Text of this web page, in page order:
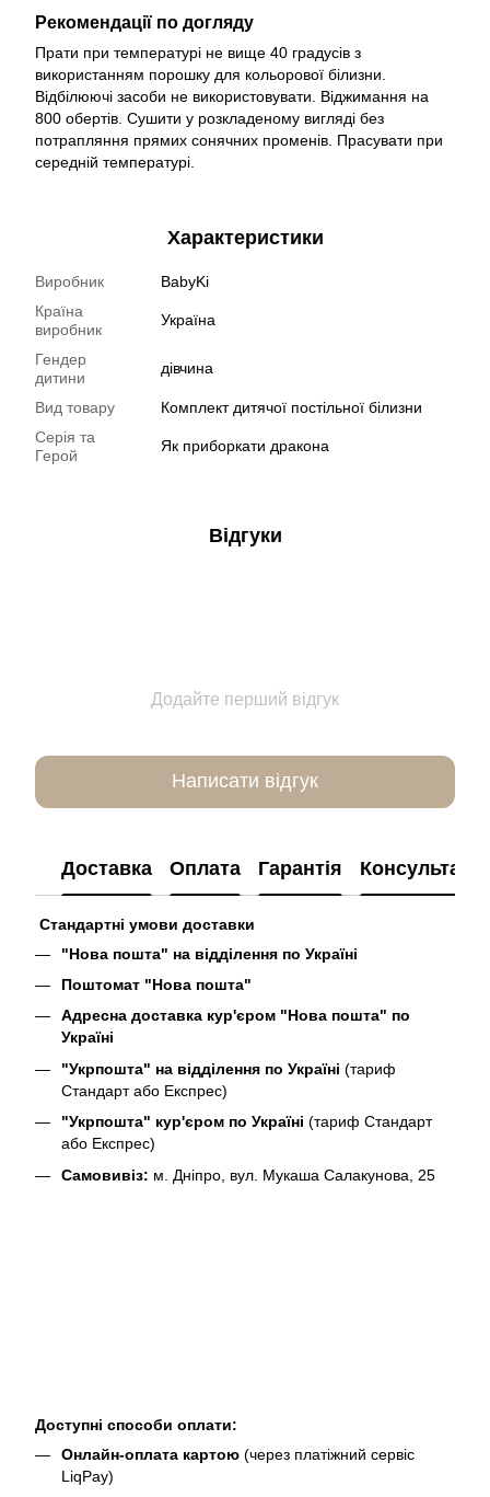
Рекомендації по догляду
Прати при температурі не вище 40 градусів з
використанням порошку для кольорової білизни.
Відбілюючі засоби не використовувати. Віджимання на
800 обертів. Сушити у розкладеному вигляді без
потрапляння прямих сонячних променів. Прасувати при
середній температурі.
Характеристики
Виробник
BabyKi
Країна
виробник
Україна
Гендер
дитини
дівчина
Вид товару
Комплект дитячої постільної білизни
Серія та
Герой
Як приборкати дракона
Відгуки
Додайте перший відгук
Написати відгук
Доставка Оплата Гарантія Консультація
Стандартні умови доставки
"Нова пошта" на відділення по Україні
Поштомат "Нова пошта"
Адресна доставка кур'єром "Нова пошта" по
Україні
"Укрпошта" на відділення по Україні (тариф
Стандарт або Експрес)
"Укрпошта" кур'єром по Україні (тариф Стандарт
або Експрес)
Самовивіз: м. Дніпро, вул. Мукаша Салакунова, 25
Доступні способи оплати:
Онлайн-оплата картою (через платіжний сервіс
LiqPay)